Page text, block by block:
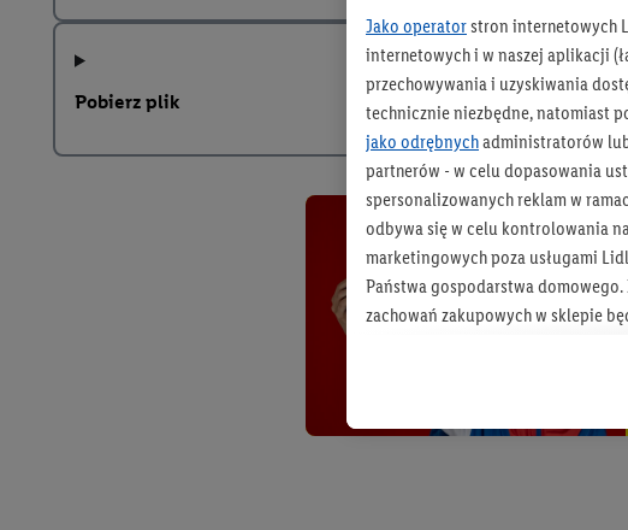
Pobierz plik
Jako operatorstron internetowych
internetowych i w naszej aplikacji
przechowywania i uzyskiwania
technicznie niezbędne, natomiast
jako odrębnychadministratorów
partnerów - w celu dopasowania
spersonalizowanych reklam w
odbywa się w celu kontrolowania
marketingowych poza usługami
Państwa gospodarstwa
zachowań zakupowych w sklepie
Tworzenie spersonalizowanych